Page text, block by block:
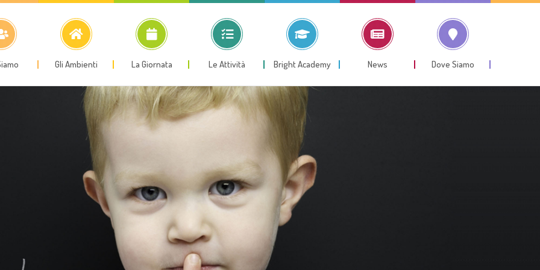
Gli Ambienti La Giornata Le Attività Bright Academy News Dove Siamo